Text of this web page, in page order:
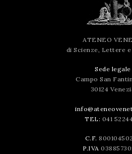
ATENEO
di Scienze, Lettere
Sede legale
Campo San
30124
TEL: 041
C.F.
P.IVA